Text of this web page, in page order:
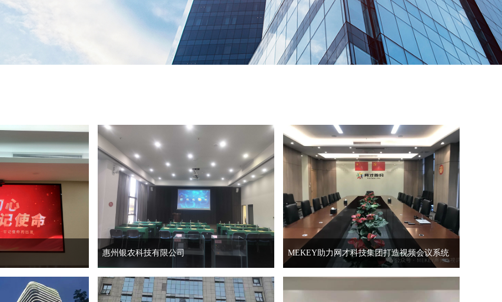
惠州银农科技有限公司 MEKEY助力网才科技集团打造视频会议系统
随着科学技术日新月异的发展，互联网时代的到来，
单位需与时俱进，建立一套远程会议系统，有利得到